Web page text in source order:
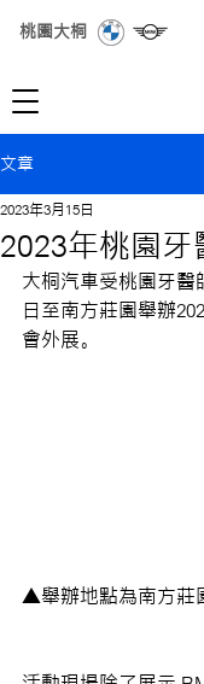
桃園大桐
文章
2023年桃園牙
2023年3月15日
大桐汽車受桃園牙醫
日至南方莊園舉辦
會外展。
▲舉辦地點為南方莊